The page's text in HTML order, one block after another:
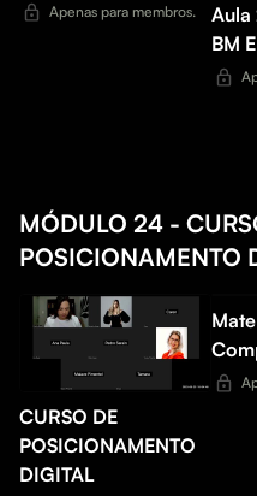
Apenas para membros.
Aula
BM
MÓDULO 24 -
POSICIONAMENTO
CURSO DE
POSICIONAMENTO
DIGITAL